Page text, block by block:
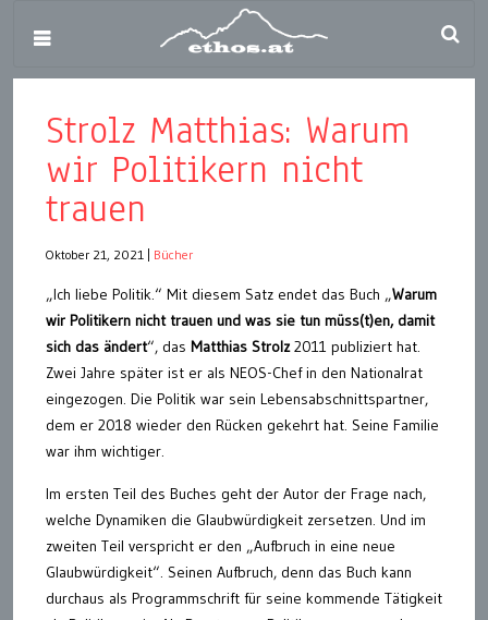
Strolz Matthias: Warum
wir Politikern nicht
trauen
Oktober 21, 2021 Bücher
„Ich liebe Politik.“ Mit diesem Satz endet das Buch „Warum
wir Politikern nicht trauen und was sie tun müss(t)en, damit
sich das ändert“, das Matthias Strolz2011 publiziert hat.
Zwei Jahre später ist er als NEOS-Chef in den Nationalrat
eingezogen. Die Politik war sein Lebensabschnittspartner,
dem er 2018 wieder den Rücken gekehrt hat. Seine Familie
war ihm wichtiger.
Im ersten Teil des Buches geht der Autor der Frage nach,
welche Dynamiken die Glaubwürdigkeit zersetzen. Und im
zweiten Teil verspricht er den „Aufbruch in eine neue
Glaubwürdigkeit“. Seinen Aufbruch, denn das Buch kann
durchaus als Programmschrift für seine kommende Tätigkeit